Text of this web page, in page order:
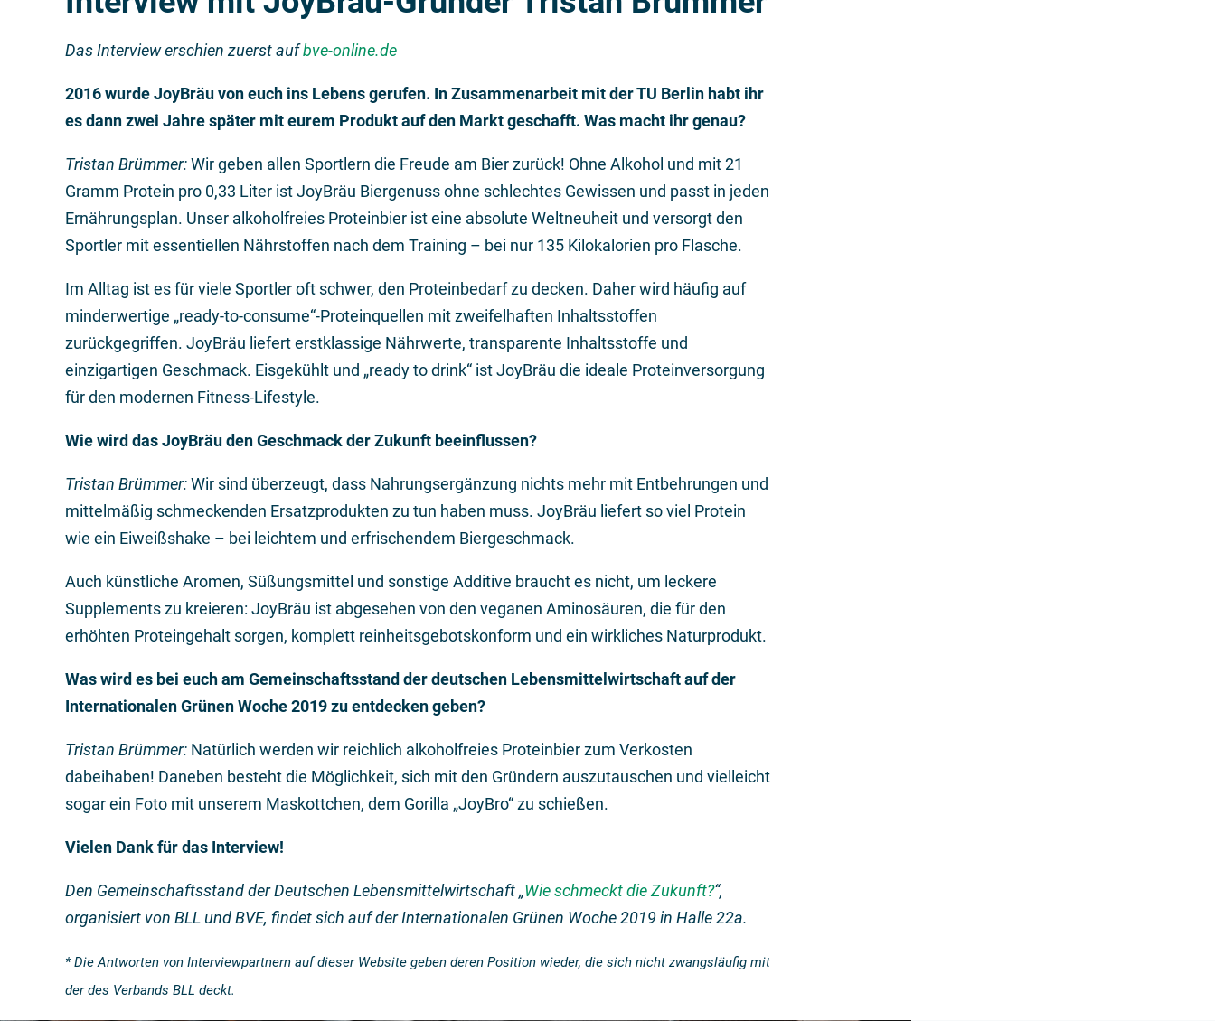
Das Interview erschien zuerst aufbve-online.de
2016 wurde JoyBräu von euch ins Lebens gerufen. In Zusammenarbeit mit der TU Berlin habt ihr
es dann zwei Jahre später mit eurem Produkt auf den Markt geschafft. Was macht ihr genau?
Tristan Brümmer:Wir geben allen Sportlern die Freude am Bier zurück! Ohne Alkohol und mit 21
Gramm Protein pro 0,33 Liter ist JoyBräu Biergenuss ohne schlechtes Gewissen und passt in jeden
Ernährungsplan. Unser alkoholfreies Proteinbier ist eine absolute Weltneuheit und versorgt den
Sportler mit essentiellen Nährstoffen nach dem Training – bei nur 135 Kilokalorien pro Flasche.
Im Alltag ist es für viele Sportler oft schwer, den Proteinbedarf zu decken. Daher wird häufig auf
minderwertige „ready-to-consume“-Proteinquellen mit zweifelhaften Inhaltsstoffen
zurückgegriffen. JoyBräu liefert erstklassige Nährwerte, transparente Inhaltsstoffe und
einzigartigen Geschmack. Eisgekühlt und „ready to drink“ ist JoyBräu die ideale Proteinversorgung
für den modernen Fitness-Lifestyle.
Wie wird das JoyBräu den Geschmack der Zukunft beeinflussen?
Tristan Brümmer:Wir sind überzeugt, dass Nahrungsergänzung nichts mehr mit Entbehrungen und
mittelmäßig schmeckenden Ersatzprodukten zu tun haben muss. JoyBräu liefert so viel Protein
wie ein Eiweißshake – bei leichtem und erfrischendem Biergeschmack.
Auch künstliche Aromen, Süßungsmittel und sonstige Additive braucht es nicht, um leckere
Supplements zu kreieren: JoyBräu ist abgesehen von den veganen Aminosäuren, die für den
erhöhten Proteingehalt sorgen, komplett reinheitsgebotskonform und ein wirkliches Naturprodukt.
Was wird es bei euch am Gemeinschaftsstand der deutschen Lebensmittelwirtschaft auf der
Internationalen Grünen Woche 2019 zu entdecken geben?
Tristan Brümmer: Natürlich werden wir reichlich alkoholfreies Proteinbier zum Verkosten
dabeihaben! Daneben besteht die Möglichkeit, sich mit den Gründern auszutauschen und vielleicht
sogar ein Foto mit unserem Maskottchen, dem Gorilla „JoyBro“ zu schießen.
Vielen Dank für das Interview!
Den Gemeinschaftsstand der Deutschen Lebensmittelwirtschaft „Wie schmeckt die Zukunft?“,
organisiert von BLL und BVE, findet sich auf der Internationalen Grünen Woche 2019 in Halle 22a.
* Die Antworten von Interviewpartnern auf dieser Website geben deren Position wieder, die sich nicht zwangsläufig mit
der des Verbands BLL deckt.